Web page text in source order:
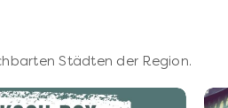
Städten der Region.